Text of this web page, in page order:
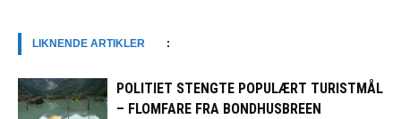
LIKNENDE ARTIKLER :
POLITIET STENGTE POPULÆRT TURISTMÅL
– FLOMFARE FRA BONDHUSBREEN